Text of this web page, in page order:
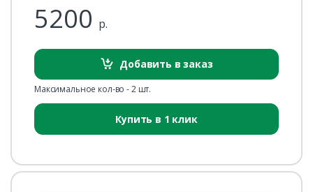
5200 р.
Добавить в заказ
Максимальное кол-во - 2 шт.
Купить в 1 клик